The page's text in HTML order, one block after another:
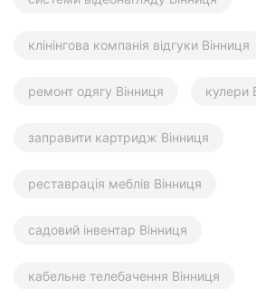
клінінгова компанія відгуки Вінниця
ремонт одягу Вінниця кулери
заправити картридж Вінниця
реставрація меблів Вінниця
садовий інвентар Вінниця
кабельне телебачення Вінниця